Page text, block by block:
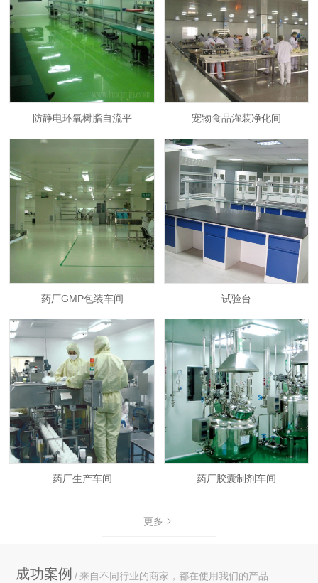
防静电环氧树脂自流平 宠物食品灌装净化间
药厂GMP包装车间 试验台
药厂生产车间 药厂胶囊制剂车间
更多
成功案例 来自不同行业的商家，都在使用我们的产品